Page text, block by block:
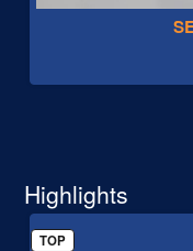
Highlights
TOP